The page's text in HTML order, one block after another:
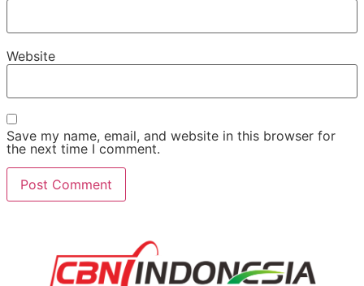
Website
Save my name, email, and website in this browser for
the next time I comment.